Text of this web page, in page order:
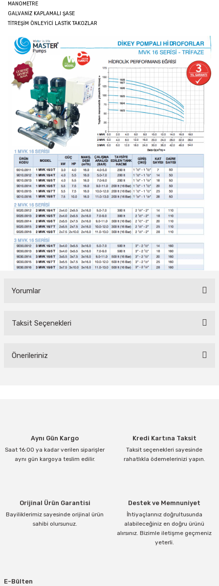
MANOMETRE
GALVANİZ KAPLAMALI ŞASE
TİTREŞİM ÖNLEYİCİ LASTİK TAKOZLAR
Yorumlar
Bu ürüne ilk yorumu siz yapın!
Taksit Seçenekleri
Önerileriniz
Ürün açıklamasında eksik bilgiler bulunuyor.
Ürün bilgilerinde hatalar bulunuyor.
Aynı Gün Kargo
Saat 16:00 ya kadar verilen siparişler
aynı gün kargoya teslim edilir.
Kredi Kartına Taksit
Taksit seçenekleri sayesinde
rahatlıkla ödemelerinizi yapın.
Orijinal Ürün Garantisi
Bayiliklerimiz sayesinde orijinal ürün
sahibi olursunuz.
Destek ve Memnuniyet
İhtiyaçlarınız doğrultusunda
alabileceğiniz en doğru ürünü
alırsınız. Bizimle iletişme geçmeniz
yeterli.
E-Bülten